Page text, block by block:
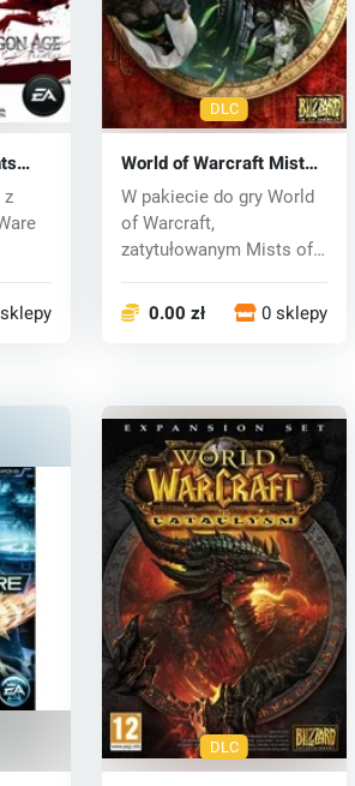
z
DLC
World of Warcraft Mists
of Pandaria (PC) CD key
W pakiecie do gry World
of Warcraft,
zatytułowanym Mists of
0.00 zł 0 sklepy
DLC